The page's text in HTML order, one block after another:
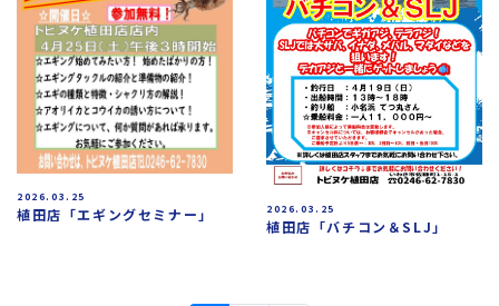
2026.03.25
植田店「エギングセミナー」 2026.03.25
植田店「バチコン＆SLJ」